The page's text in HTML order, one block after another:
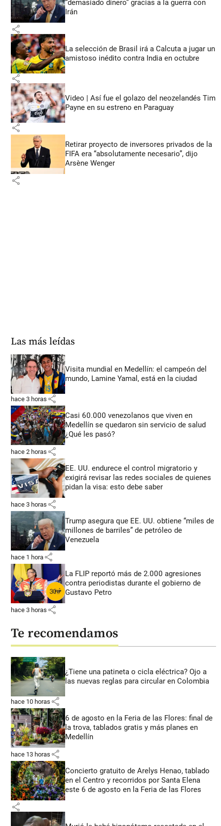
“demasiado dinero” gracias a la guerra con
Irán
share
La selección de Brasil irá a Calcuta a jugar un
amistoso inédito contra India en octubre
share
Video | Así fue el golazo del neozelandés Tim
Payne en su estreno en Paraguay
share
Retirar proyecto de inversores privados de la
FIFA era “absolutamente necesario”, dijo
Arsène Wenger
share
Las más leídas
Visita mundial en Medellín: el campeón del
mundo, Lamine Yamal, está en la ciudad
hace 3 horas share
Casi 60.000 venezolanos que viven en
Medellín se quedaron sin servicio de salud
¿Qué les pasó?
hace 2 horas share
EE. UU. endurece el control migratorio y
exigirá revisar las redes sociales de quienes
pidan la visa: esto debe saber
hace 3 horas share
Trump asegura que EE. UU. obtiene “miles de
millones de barriles” de petróleo de
Venezuela
hace 1 hora share
La FLIP reportó más de 2.000 agresiones
contra periodistas durante el gobierno de
Gustavo Petro
hace 3 horas share
Te recomendamos
¿Tiene una patineta o cicla eléctrica? Ojo a
las nuevas reglas para circular en Colombia
hace 10 horas share
6 de agosto en la Feria de las Flores: final de
la trova, tablados gratis y más planes en
Medellín
hace 13 horas share
Concierto gratuito de Arelys Henao, tablado
en el Centro y recorridos por Santa Elena
este 6 de agosto en la Feria de las Flores
share